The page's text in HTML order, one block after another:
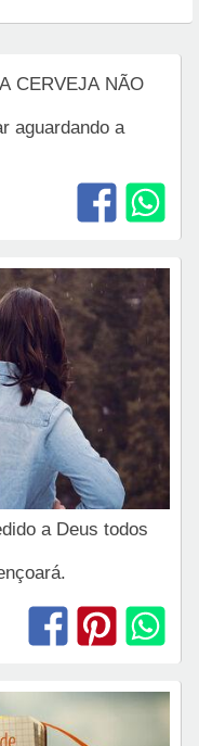
CERVEJA NÃO
aguardando a
a Deus todos